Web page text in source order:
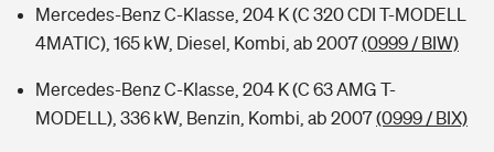
Mercedes-Benz C-Klasse, 204 K (C 320 CDI T-MODELL
4MATIC), 165 kW, Diesel, Kombi, ab 2007(0999 / BIW)
Mercedes-Benz C-Klasse, 204 K (C 63 AMG T-
MODELL), 336 kW, Benzin, Kombi, ab 2007(0999 / BIX)